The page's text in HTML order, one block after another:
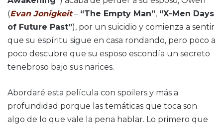
(Evan Jonigkeit– “The Empty Man”, “X-Men Days
of Future Past”), por un suicidio y comienza a sentir
que su espíritu sigue en casa rondando, pero poco a
poco descubre que su esposo escondía un secreto
tenebroso bajo sus narices.
Abordaré esta película con spoilers y más a
profundidad porque las temáticas que toca son
algo de lo que vale la pena hablar. Lo primero que